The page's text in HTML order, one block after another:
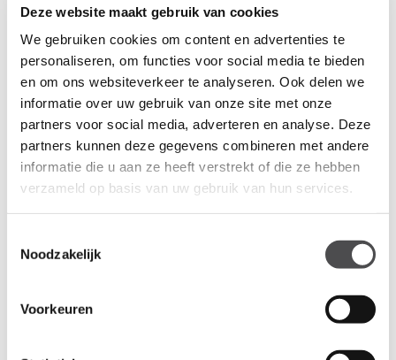
Deze website maakt gebruik van cookies
We gebruiken cookies om content en advertenties te
personaliseren, om functies voor social media te bieden
en om ons websiteverkeer te analyseren. Ook delen we
informatie over uw gebruik van onze site met onze
partners voor social media, adverteren en analyse. Deze
partners kunnen deze gegevens combineren met andere
informatie die u aan ze heeft verstrekt of die ze hebben
verzameld op basis van uw gebruik van hun services.
Noodzakelijk
Voorkeuren
mechaniek. De beweging zorgt voor optimale
ondersteuning in elke positie, waardoor
synchroon mechaniek perfect is voor
langdurig werken.
Het comfort van de bureaustoel 1813
Comfort
De voorgevormde zitting is stevig en toch
zorgt het schuim ervoor dat het niet hard
rugleuning zorgt ervoor dat hij naadloos op